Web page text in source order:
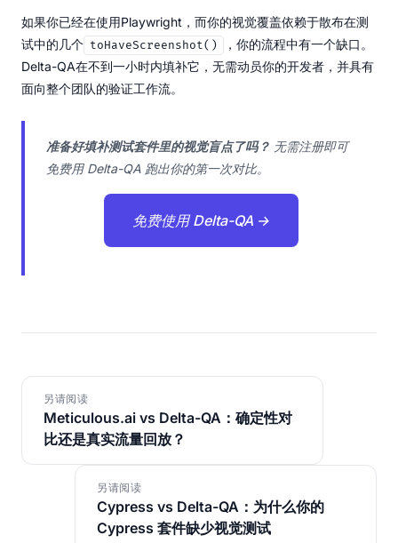
如果你已经在使用Playwright，而你的视觉覆盖依赖于散布在测
试中的几个 toHaveScreenshot()
，你的流程中有一个缺口。
Delta-QA在不到一小时内填补它，无需动员你的开发者，并具有
面向整个团队的验证工作流。
准备好填补测试套件里的视觉盲点了吗？ 无需注册即可
免费用 Delta-QA 跑出你的第一次对比。
免费使用 Delta-QA →
另请阅读
Meticulous.ai vs Delta-QA：确定性对
比还是真实流量回放？
另请阅读
Cypress vs Delta-QA：为什么你的
Cypress 套件缺少视觉测试